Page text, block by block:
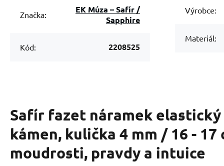
Značka:
EK Múza – Safír /
Sapphire
Kód: 2208525
Výrobce:
Materiál:
Safír fazet náramek
kámen, kulička 4 mm / 16 - 17
moudrosti, pravdy a intuice